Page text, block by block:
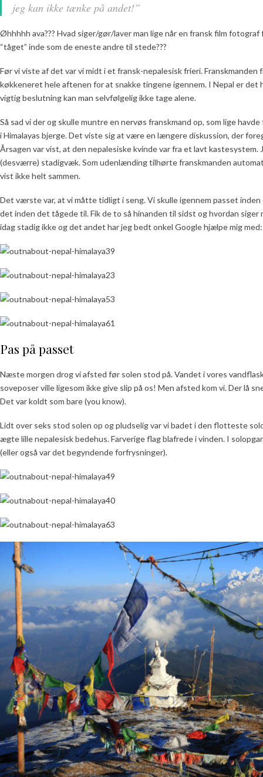
jeg kan ikke tænke på andet!”
Øhhhhh ava??? Hvad siger/gør/laver man lige når en fransk film
“tåget” inde som de eneste andre til stede???
Før vi viste af det var vi midt i et fransk-nepalesisk frieri. Franskmanden
køkkeneret hele aftenen for at snakke tingene igennem. I Nepal er det
vigtig beslutning kan man selvfølgelig ikke tage alene.
Så sad vi der og skulle muntre en nervøs franskmand op, som lige
i Himalayas bjerge. Det viste sig at være en længere diskussion, der
Årsagen var vist, at den nepalesiske kvinde var fra et lavt kastesystem.
(desværre) stadigvæk. Som udenlænding tilhørte franskmanden
vist ikke helt sammen.
Det værste var, at vi måtte tidligt i seng. Vi skulle igennem passet
det inden det tågede til. Fik de to så hinanden til sidst og hvordan siger
idag stadig ikke og det andet har jeg bedt onkel Google hjælpe mig med:
Pas på passet
Næste morgen drog vi afsted før solen stod på. Vandet i vores
soveposer ville ligesom ikke give slip på os! Men afsted kom vi. Der lå
Det var koldt som bare (you know).
Lidt over seks stod solen op og pludselig var vi badet i den flotteste
ægte lille nepalesisk bedehus. Farverige flag blafrede i vinden. I
(eller også var det begyndende forfrysninger).